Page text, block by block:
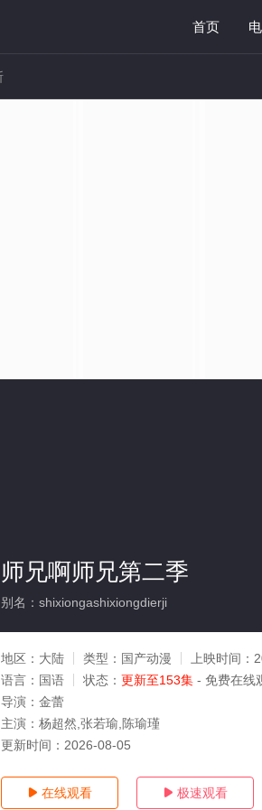
首页
师兄啊师兄第二季
别名：shixiongashixiongdierji
地区： 大陆 类型： 国产动漫 上映时间：
语言： 国语 状态： 更新至153集 - 免费在线
导演： 金蕾
主演： 杨超然,张若瑜,陈瑜瑾
更新时间： 2026-08-05
 在线观看  极速观看